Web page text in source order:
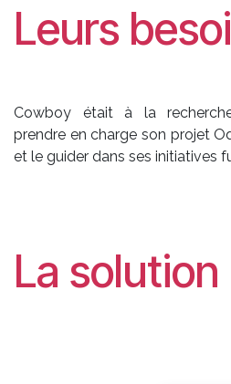
Leurs
Cowboy était à la
prendre en charge son projet
et le guider dans ses initiatives
La solution